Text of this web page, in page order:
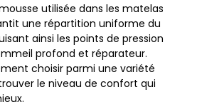
utilisée dans les matelas
une répartition uniforme du
ainsi les points de pression
profond et réparateur.
choisir parmi une variété
le niveau de confort qui